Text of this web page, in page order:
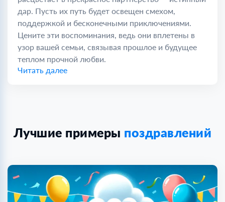
дар. Пусть их путь будет освещен смехом,
поддержкой и бесконечными приключениями.
Цените эти воспоминания, ведь они вплетены в
узор вашей семьи, связывая прошлое и будущее
теплом прочной любви.
Читать далее
Лучшие примеры поздравлений